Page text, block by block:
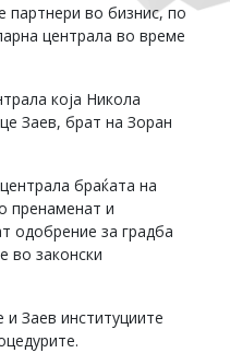
партнери во бизнис, по
централа во време
која Никола
Заев, брат на Зоран
браќата на
пренаменат и
одобрение за градба
во законски
Заев институциите